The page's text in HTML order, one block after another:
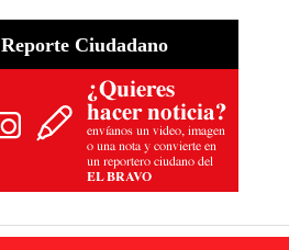
Reporte Ciudadano